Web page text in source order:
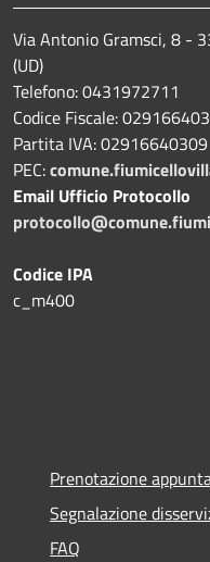
Via Antonio Gramsci, 8 -
(UD)
Telefono: 0431972711
Codice Fiscale:
Partita IVA: 02916640309
PEC:
Email Ufficio Protocollo
Codice IPA
c_m400
Prenotazione
Segnalazione
FAQ